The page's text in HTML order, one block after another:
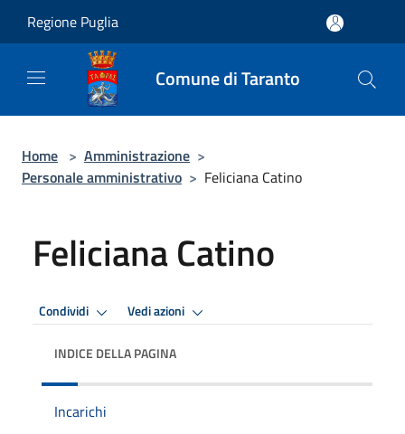
Regione Puglia
Comune di Taranto
Home > Amministrazione >
Personale amministrativo > Feliciana Catino
Feliciana Catino
Condividi Vedi azioni
INDICE DELLA PAGINA
Incarichi